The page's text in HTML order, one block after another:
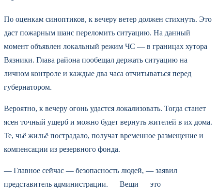
По оценкам синоптиков, к вечеру ветер должен стихнуть. Это
даст пожарным шанс переломить ситуацию. На данный
момент объявлен локальный режим ЧС — в границах хутора
Вязники. Глава района пообещал держать ситуацию на
личном контроле и каждые два часа отчитываться перед
губернатором.
Вероятно, к вечеру огонь удастся локализовать. Тогда станет
ясен точный ущерб и можно будет вернуть жителей в их дома.
Те, чьё жильё пострадало, получат временное размещение и
компенсации из резервного фонда.
— Главное сейчас — безопасность людей, — заявил
представитель администрации. — Вещи — это